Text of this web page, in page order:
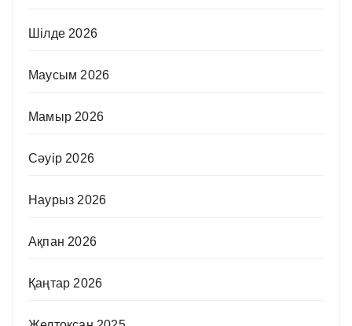
Шілде 2026
Маусым 2026
Мамыр 2026
Сәуір 2026
Наурыз 2026
Ақпан 2026
Қаңтар 2026